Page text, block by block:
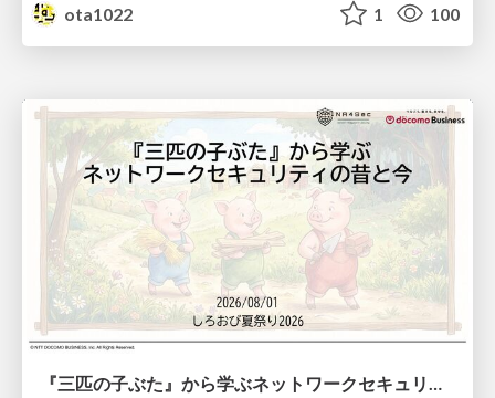
ota1022
1 100
『三匹の子ぶた』から学ぶネットワークセキュリティの昔と今 / Network Security: Then and Now Through the Lens of The Three Little Pigs